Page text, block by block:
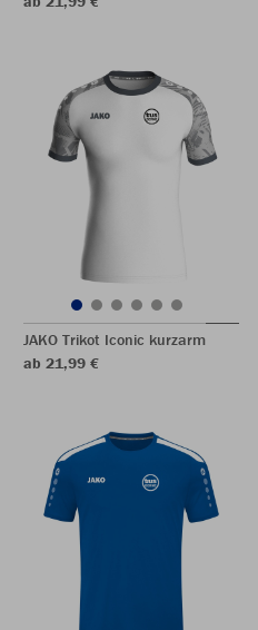
JAKO Trikot Iconic kurzarm
ab 21,99 €